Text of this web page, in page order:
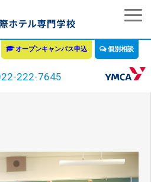
オープンキャンパス申込 個別相談
222-7645
みなさまへ